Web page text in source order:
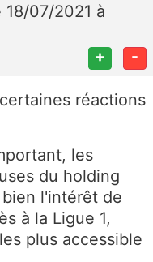
18/07/2021 à
+ -
réactions
les
du holding
l'intérêt de
à la Ligue 1,
plus accessible